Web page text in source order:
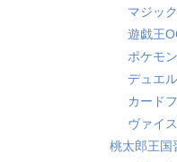
マジッ
遊戯王
ポケモ
デュエ
カード
ヴァイ
桃太郎王国